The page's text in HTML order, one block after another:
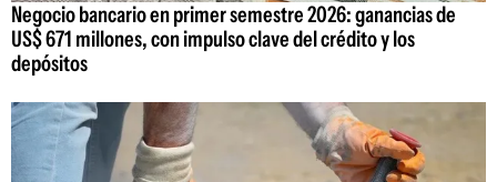
Negocio bancario en primer semestre 2026: ganancias de
US$ 671 millones, con impulso clave del crédito y los
depósitos